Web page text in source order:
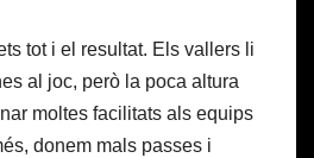
tot i el resultat. Els vallers li
al joc, però la poca altura
moltes facilitats als equips
donem mals passes i